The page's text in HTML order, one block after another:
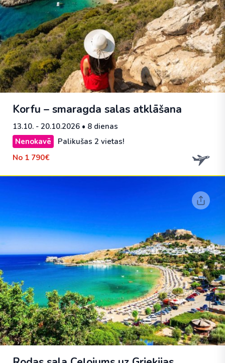
Korfu – smaragda salas atklāšana
13.10. - 20.10.2026 • 8 dienas
Nenokavē
Palikušas 2 vietas!
No 1 790€